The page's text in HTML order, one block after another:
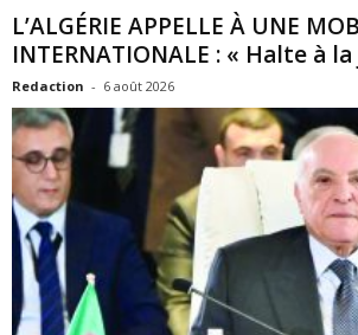
L’ALGÉRIE APPELLE À UNE
INTERNATIONALE : « Halte à
Redaction - 6 août 2026